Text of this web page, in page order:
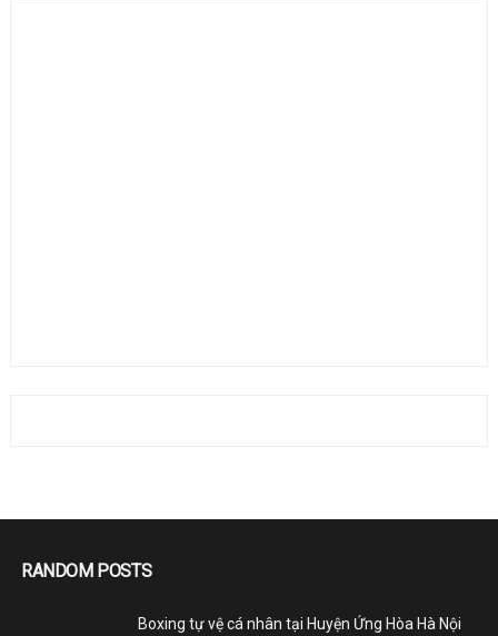
RANDOM POSTS
Boxing tự vệ cá nhân tại Huyện Ứng Hòa Hà Nội